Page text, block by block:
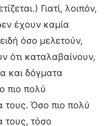
Γιατί, λοιπόν,
έχουν καμία
όσο μελετούν,
ότι καταλαβαίνουν,
και δόγματα
πιο πολύ
τους. Όσο πιο πολύ
τους, τόσο